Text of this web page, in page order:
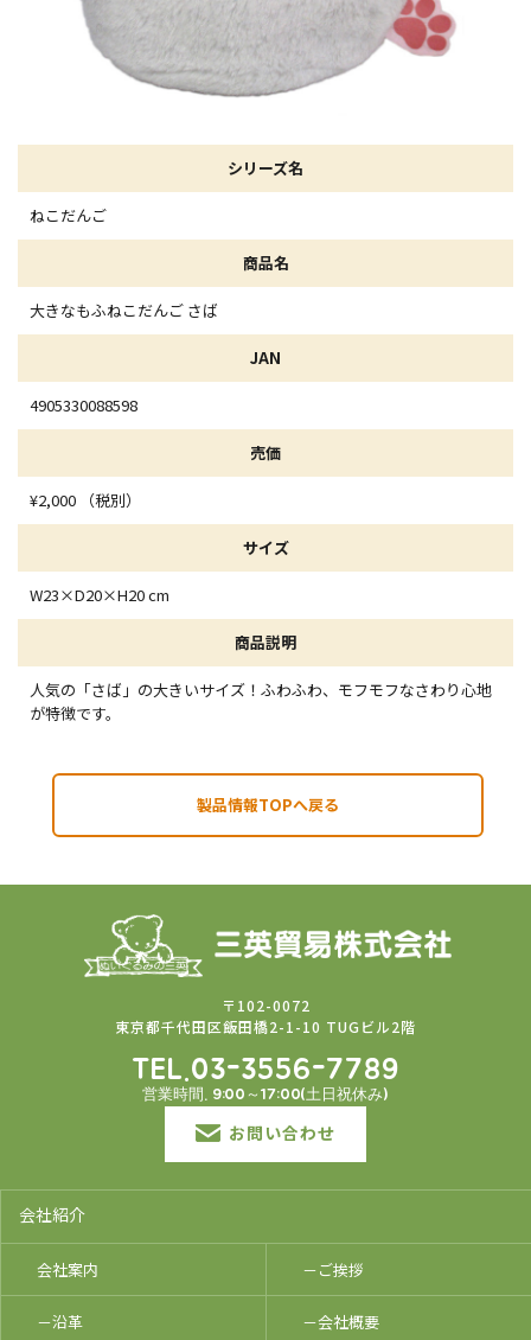
シリーズ名
ねこだんご
商品名
大きなもふねこだんご さば
JAN
4905330088598
売価
¥2,000 （税別）
サイズ
W23×D20×H20 cm
商品説明
人気の「さば」の大きいサイズ！ふわふわ、モフモフなさわり心地
が特徴です。
製品情報TOPへ戻る
〒102-0072
東京都千代田区飯田橋2-1-10 TUGビル2階
TEL.03-3556-7789
営業時間. 9:00～17:00(土日祝休み)
お問い合わせ
会社紹介
会社案内 －ご挨拶
－沿革 －会社概要